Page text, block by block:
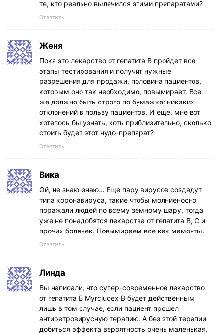
те, кто реально вылечился этими препаратами?
Ответить
Женя
Пока это лекарство от гепатита В пройдет все
этапы тестирования и получит нужные
разрешения для продажи, половина пациентов,
которым оно так необходимо, повымирает. Все
же должно быть строго по бумажке: никаких
отклонений в пользу пациентов. И еще, мне вот
хотелось бы узнать, хоть приблизительно, сколько
стоить будет этот чудо-препарат?
Ответить
Вика
Ой, не знаю-знаю… Еще пару вирусов создадут
типа коронавируса, такие чтобы молниеносно
поражали людей по всему земному шару, тогда
уже не понадобятся лекарства от гепатита В, С и
прочих болячек. Повымираем все как мамонты.
Ответить
Линда
Вы написали, что супер-современное лекарство
от гепатита Б Myrcludex B будет действенным
лишь в том случае, если пациент прошел
антиретровирусную терапию. А без этой терапии
добиться эффекта вероятность очень маленькая.